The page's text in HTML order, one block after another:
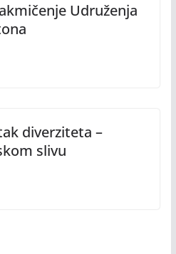
Udruženja
diverziteta –
slivu